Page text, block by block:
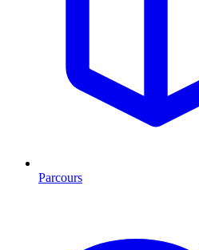
Parcours